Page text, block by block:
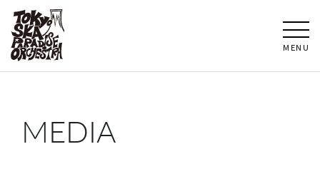
MENU
MEDIA